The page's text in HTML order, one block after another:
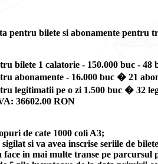
pentru bilete si abonamente pentru
bilete 1 calatorie - 150.000 buc - 48
abonamente - 16.000 buc � 21
legitimatii pe o zi 1.500 buc � 32
36602.00 RON
de cate 1000 coli A3;
si va avea inscrise seriile de
in mai multe transe pe parcursul